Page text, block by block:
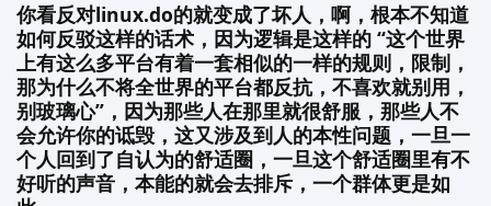
你看反对linux.do的就变成了坏人，啊，根本不知道
如何反驳这样的话术，因为逻辑是这样的 “这个世界
上有这么多平台有着一套相似的一样的规则，限制，
那为什么不将全世界的平台都反抗，不喜欢就别用，
别玻璃心”，因为那些人在那里就很舒服，那些人不
会允许你的诋毁，这又涉及到人的本性问题，一旦一
个人回到了自认为的舒适圈，一旦这个舒适圈里有不
好听的声音，本能的就会去排斥，一个群体更是如